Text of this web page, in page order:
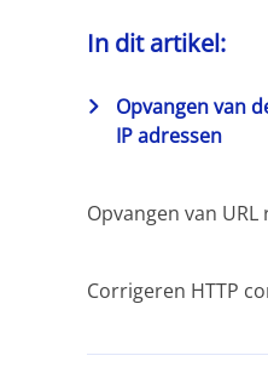
In dit artikel:
Opvangen van
IP adressen
Opvangen van URL
Corrigeren HTTP